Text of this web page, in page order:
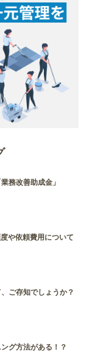
務改善助成金」
や依頼費用について
ご存知でしょうか？
グ方法がある！？